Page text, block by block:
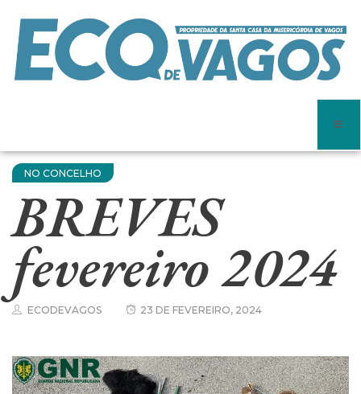
NO CONCELHO
BREVES
fevereiro 2024
ECODEVAGOS 23 DE FEVEREIRO, 2024